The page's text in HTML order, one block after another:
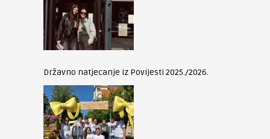
Državno natjecanje iz Povijesti 2025./2026.